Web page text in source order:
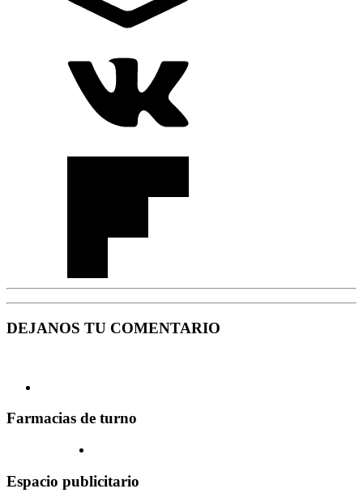
DEJANOS TU COMENTARIO
Farmacias de turno
Espacio publicitario